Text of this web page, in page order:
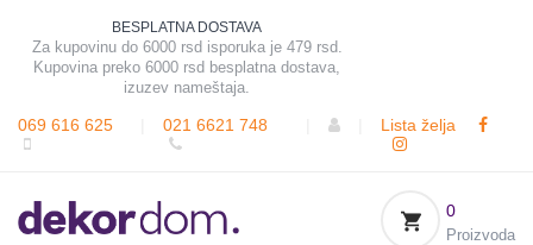
BESPLATNA DOSTAVA
Za kupovinu do 6000 rsd isporuka je 479 rsd.
Kupovina preko 6000 rsd besplatna dostava,
izuzev nameštaja.
069 616 625 021 6621 748 Lista želja
0
Proizvoda